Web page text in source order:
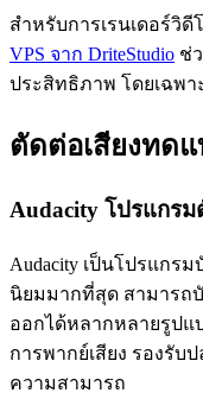
สำหรับการเรนเดอร์วิ
VPS จาก DriteStudio ช่
ประสิทธิภาพ โดยเฉพ
ตัดต่อเสียงทด
Audacity โปรแกร
Audacity เป็นโปรแกร
นิยมมากที่สุด สามารถบั
ออกได้หลากหลายรูปแบ
การพากย์เสียง รองรับ
ความสามารถ